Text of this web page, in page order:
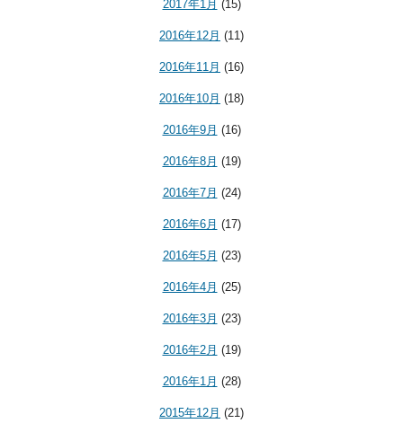
2017年1月 (15)
2016年12月 (11)
2016年11月 (16)
2016年10月 (18)
2016年9月 (16)
2016年8月 (19)
2016年7月 (24)
2016年6月 (17)
2016年5月 (23)
2016年4月 (25)
2016年3月 (23)
2016年2月 (19)
2016年1月 (28)
2015年12月 (21)